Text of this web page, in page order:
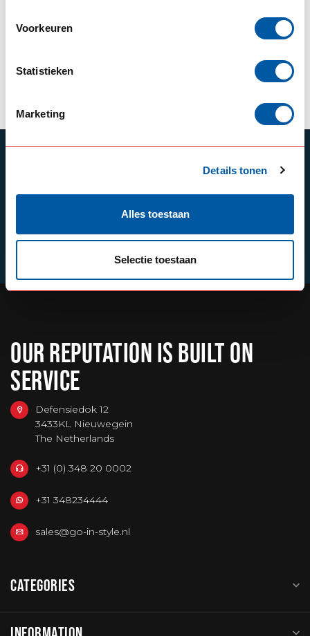
Voorkeuren
Statistieken
Marketing
Details tonen
Alles toestaan
Selectie toestaan
SUBSCRIBE TO OUR NEWSLETTER
OUR REPUTATION IS BUILT ON
SERVICE
Defensiedok 12
3433KL Nieuwegein
The Netherlands
+31 (0) 348 20 0002
+31 348234444
sales@go-in-style.nl
CATEGORIES